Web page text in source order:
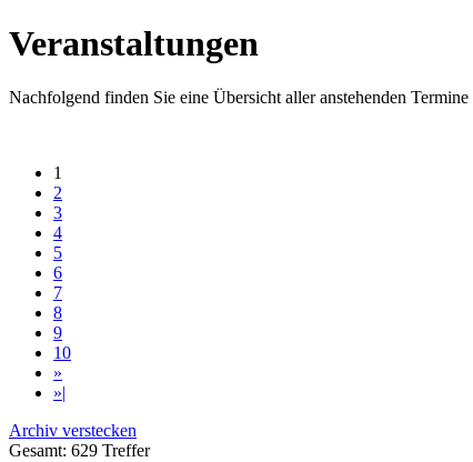
Veranstaltungen
Nachfolgend finden Sie eine Übersicht aller anstehenden
1
2
3
4
5
6
7
8
9
10
»
»|
Archiv verstecken
Gesamt: 629 Treffer